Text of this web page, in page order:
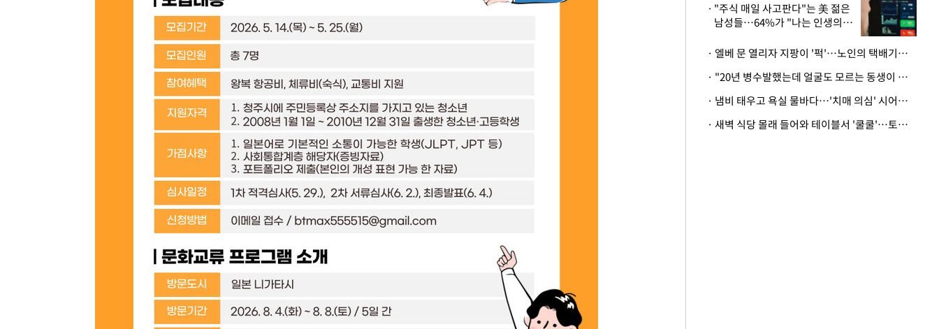
"주식 매일 사고판다"는 美 젊은
남성들…64%가 "나는 인생의
· 엘베 문 열리자 지팡이 '퍽'…노인의 택배기사 폭행 이유
· "20년 병수발했는데 얼굴도 모르는 동생이 유산 절반을"…배다른 형제 상속권 있을까
· 냄비 태우고 욕실 물바다…'치매 의심' 시어머니 검사 권유했다가 '날벼락'
· 새벽 식당 몰래 들어와 테이블서 '쿨쿨'…토사물 남기고 사라진 남성